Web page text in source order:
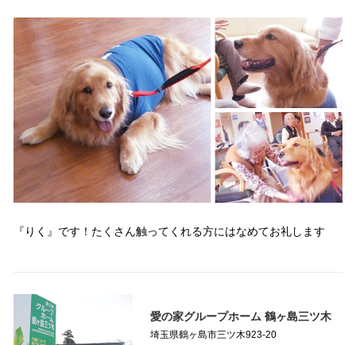
『りく』です！たくさん触ってくれる方にはなめてお礼します
愛の家グループホーム 鶴ヶ島三ツ木
埼玉県鶴ヶ島市三ツ木923-20